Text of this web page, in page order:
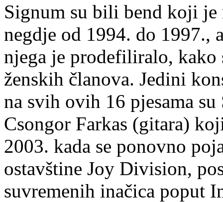
Signum su bili bend koji
negdje od 1994. do
njega je prodefiliralo,
ženskih članova. Jedini
na svih ovih 16 pjesama
Csongor Farkas (gitara)
2003. kada se ponovno
ostavštine Joy Division,
suvremenih inačica poput